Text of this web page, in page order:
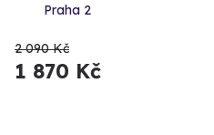
Praha 2
2 090 Kč
1 870 Kč